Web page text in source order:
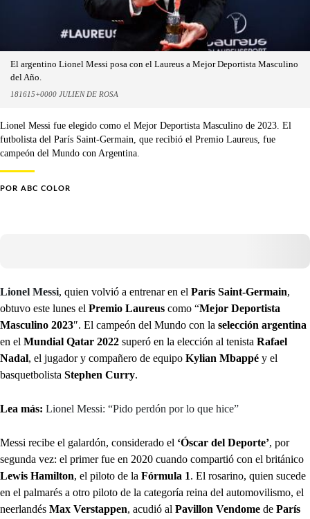
El argentino Lionel Messi posa con el Laureus a Mejor Deportista Masculino
del Año.
181615+0000 JULIEN DE ROSA
Lionel Messi fue elegido como el Mejor Deportista Masculino de 2023. El
futbolista del París Saint-Germain, que recibió el Premio Laureus, fue
campeón del Mundo con Argentina.
POR ABC COLOR
Lionel Messi, quien volvió a entrenar en el París Saint-Germain,
obtuvo este lunes el Premio Laureus como “Mejor Deportista
Masculino 2023″. El campeón del Mundo con la selección argentina
en el Mundial Qatar 2022 superó en la elección al tenista Rafael
Nadal, el jugador y compañero de equipo Kylian Mbappé y el
basquetbolista Stephen Curry.
Lea más: Lionel Messi: “Pido perdón por lo que hice”
Messi recibe el galardón, considerado el ‘Óscar del Deporte’, por
segunda vez: el primer fue en 2020 cuando compartió con el británico
Lewis Hamilton, el piloto de la Fórmula 1. El rosarino, quien sucede
en el palmarés a otro piloto de la categoría reina del automovilismo, el
neerlandés Max Verstappen, acudió al Pavillon Vendome de París